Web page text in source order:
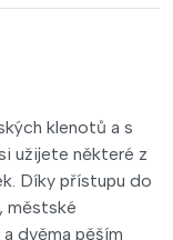
klenotů a s
užijete některé z
Díky přístupu do
městské
dvěma pěším